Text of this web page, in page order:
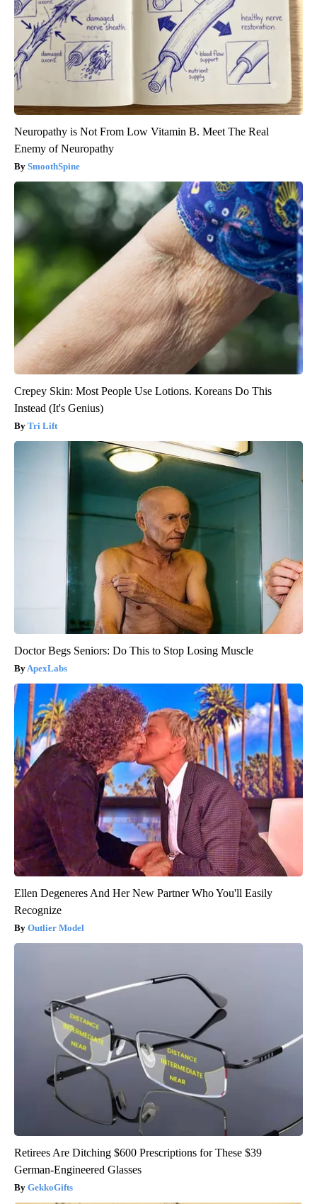
Neuropathy is Not From Low Vitamin B. Meet The Real
Enemy of Neuropathy
SmoothSpine
Crepey Skin: Most People Use Lotions. Koreans Do This
Instead (It's Genius)
Tri Lift
Doctor Begs Seniors: Do This to Stop Losing Muscle
ApexLabs
Ellen Degeneres And Her New Partner Who You'll Easily
Recognize
Outlier Model
Retirees Are Ditching $600 Prescriptions for These $39
German-Engineered Glasses
GekkoGifts